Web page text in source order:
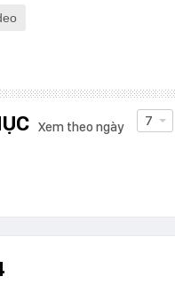
Xem theo ngày 7